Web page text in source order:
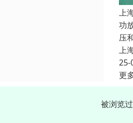
上
功
压
上
25-
更
被浏览